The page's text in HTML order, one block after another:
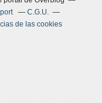
C.G.U.
de las cookies